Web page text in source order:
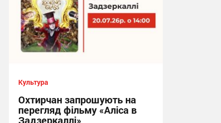
Культура
Охтирчан запрошують на
перегляд фільму «Аліса в
Задзеркаллі»